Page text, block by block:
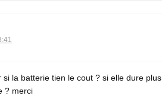
la batterie tien le cout ? si elle dure
? merci